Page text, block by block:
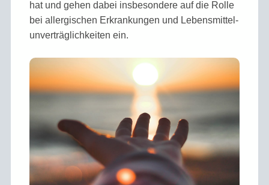
hat und gehen dabei insbesondere auf die Rolle
bei allergischen Erkrankungen und Lebens­mittel­
unverträglich­keiten ein.